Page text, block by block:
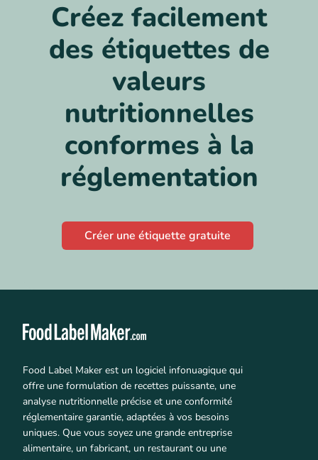
Créez facilement
des étiquettes de
valeurs
nutritionnelles
conformes à la
réglementation
Créer une étiquette gratuite
Food Label Maker est un logiciel infonuagique qui
offre une formulation de recettes puissante, une
analyse nutritionnelle précise et une conformité
réglementaire garantie, adaptées à vos besoins
uniques. Que vous soyez une grande entreprise
alimentaire, un fabricant, un restaurant ou une